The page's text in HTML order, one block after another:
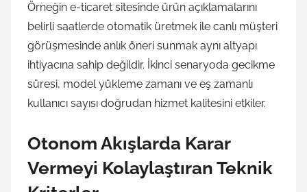
Örneğin e-ticaret sitesinde ürün açıklamalarını
belirli saatlerde otomatik üretmek ile canlı müşteri
görüşmesinde anlık öneri sunmak aynı altyapı
ihtiyacına sahip değildir. İkinci senaryoda gecikme
süresi, model yükleme zamanı ve eş zamanlı
kullanıcı sayısı doğrudan hizmet kalitesini etkiler.
Otonom Akışlarda Karar
Vermeyi Kolaylaştıran Teknik